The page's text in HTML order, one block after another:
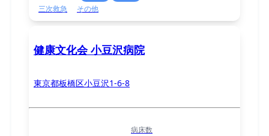
三次救急
その他
健康文化会 小豆沢病院
東京都板橋区小豆沢1-6-8
病床数